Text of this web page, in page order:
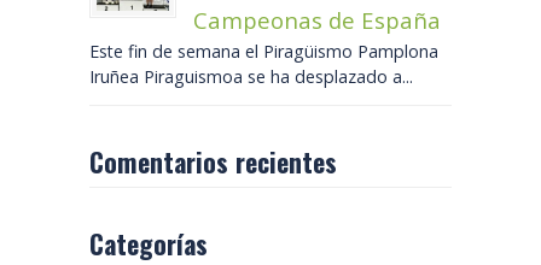
Campeonas de España
Este fin de semana el Piragüismo Pamplona
Iruñea Piraguismoa se ha desplazado a...
Comentarios recientes
Categorías